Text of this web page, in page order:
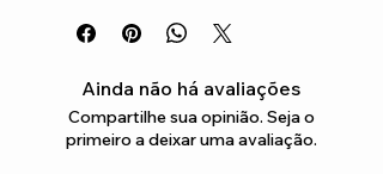
Ainda não há avaliações
Compartilhe sua opinião. Seja o
primeiro a deixar uma avaliação.